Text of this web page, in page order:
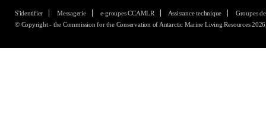
S'identifier Messagerie e-groupes CCAMLR Assistance technique
Groupes
© Copyright - the Commission for the Conservation of Antarctic Marine Living Resources